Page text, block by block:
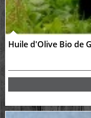
Huile d'Olive Bio de